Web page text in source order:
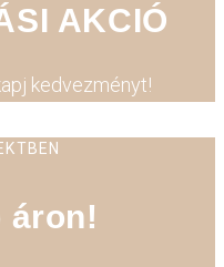
AKCIÓ
kedvezményt!
áron!